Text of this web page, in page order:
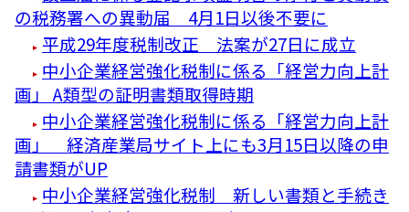
の税務署への異動届 4月1日以後不要に
平成29年度税制改正 法案が27日に成立
中小企業経営強化税制に係る「経営力向上計
画」 A類型の証明書類取得時期
中小企業経営強化税制に係る「経営力向上計
画」 経済産業局サイト上にも3月15日以降の申
請書類がUP
中小企業経営強化税制 新しい書類と手続き